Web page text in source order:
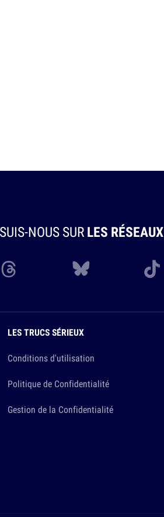
SUIS-NOUS SURLES RÉSEAUX
LES TRUCS SÉRIEUX
Conditions d'utilisation
Politique de Confidentialité
Gestion de la Confidentialité